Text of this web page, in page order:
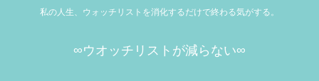
私の人生、ウォッチリストを消化するだけで終わる気がする。
∞ウオッチリストが減らない∞